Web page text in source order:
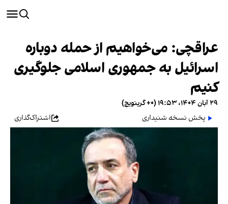
عراقچی: می‌خواهیم از حمله دوباره
اسرائیل به جمهوری اسلامی جلوگیری
کنیم
۲۹ آبان ۱۴۰۴، ۱۹:۵۳ (‎+۰ گرینویچ)
پخش نسخه شنیداری
اشتراک‌گذاری